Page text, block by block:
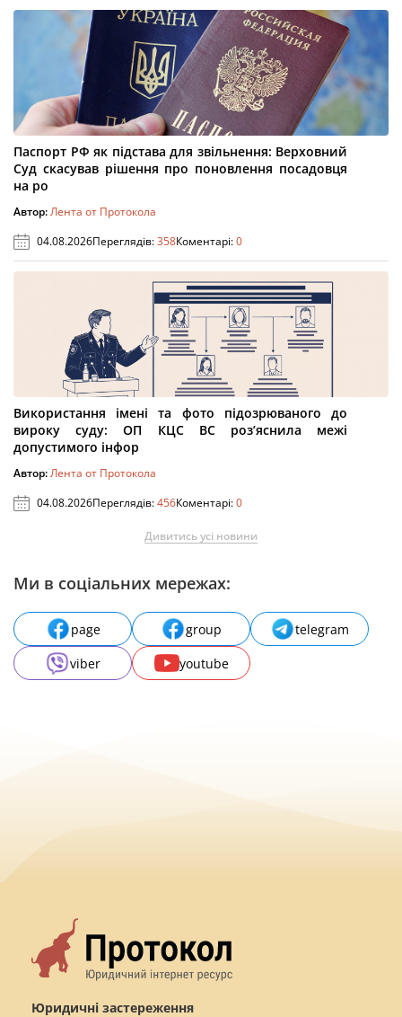
Паспорт РФ як підстава для звільнення: Верховний
Суд скасував рішення про поновлення посадовця
на ро
Автор:Лента от Протокола
04.08.2026Переглядів:358Коментарі:0
Використання імені та фото підозрюваного до
вироку суду: ОП КЦС ВС роз’яснила межі
допустимого інфор
Автор:Лента от Протокола
04.08.2026Переглядів:456Коментарі:0
Дивитись усі новини
Ми в соціальних мережах:
page group
telegram
viber
youtube
Юридичні застереження